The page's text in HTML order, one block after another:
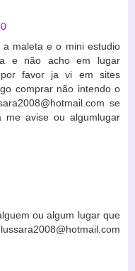
maleta e o mini estudio
e não acho em lugar
favor ja vi em sites
comprar não intendo o
se
me avise ou algumlugar
ou algum lugar que